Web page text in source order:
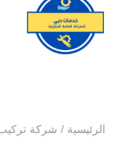
الرئيسية / شركة